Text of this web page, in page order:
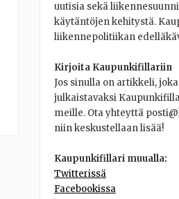
uutisia sekä
käytäntöjen kehitystä.
liikennepolitiikan
Kirjoita Kaupunkifillariin
Jos sinulla on artikkeli,
julkaistavaksi
meille. Ota yhteyttä
niin keskustellaan lisää!
Kaupunkifillari muualla:
Twitterissä
Facebookissa